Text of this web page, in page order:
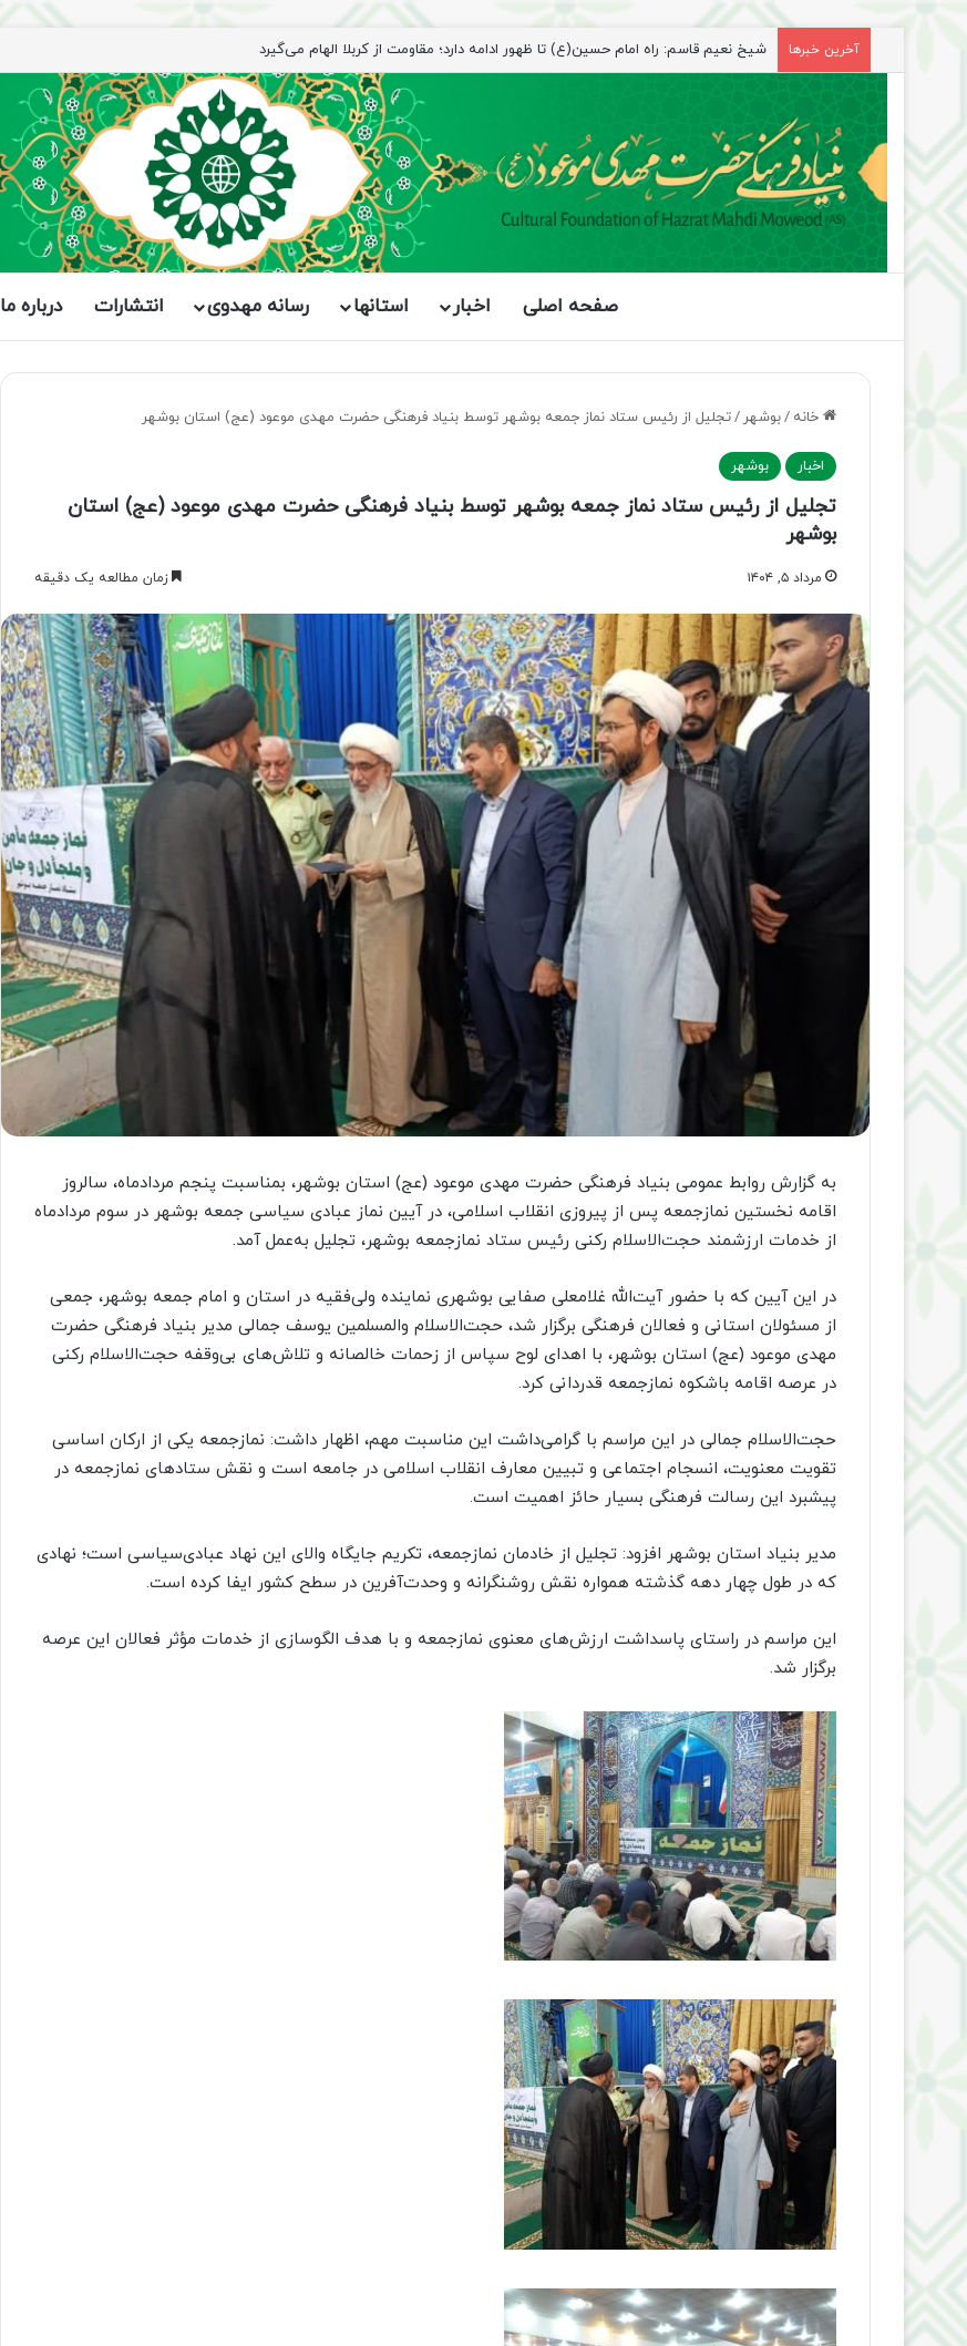
آخرین خبرها راهپیمایی اربعین، رزمایش منتظران ظهور
صفحه اصلی اخبار استانها رسانه مهدوی انتشارات درباره ما
خانه /بوشهر /تجلیل از رئیس ستاد نماز جمعه بوشهر توسط بنیاد فرهنگی حضرت مهدی موعود (عج) استان بوشهر
اخبار بوشهر
تجلیل از رئیس ستاد نماز جمعه بوشهر توسط بنیاد فرهنگی حضرت مهدی موعود (عج) استان
بوشهر
مرداد ۵, ۱۴۰۴ زمان مطالعه یک دقیقه
به گزارش روابط عمومی بنیاد فرهنگی حضرت مهدی موعود (عج) استان بوشهر، بمناسبت پنجم مردادماه، سالروز
اقامه نخستین نمازجمعه پس از پیروزی انقلاب اسلامی، در آیین نماز عبادی سیاسی جمعه بوشهر در سوم مردادماه
از خدمات ارزشمند حجت‌الاسلام رکنی رئیس ستاد نمازجمعه بوشهر، تجلیل به‌عمل آمد.
در این آیین که با حضور آیت‌الله غلامعلی صفایی بوشهری نماینده ولی‌فقیه در استان و امام جمعه بوشهر، جمعی
از مسئولان استانی و فعالان فرهنگی برگزار شد، حجت‌الاسلام والمسلمین یوسف جمالی مدیر بنیاد فرهنگی حضرت
مهدی موعود (عج) استان بوشهر، با اهدای لوح سپاس از زحمات خالصانه و تلاش‌های بی‌وقفه حجت‌الاسلام رکنی
در عرصه اقامه باشکوه نمازجمعه قدردانی کرد.
حجت‌الاسلام جمالی در این مراسم با گرامی‌داشت این مناسبت مهم، اظهار داشت: نمازجمعه یکی از ارکان اساسی
تقویت معنویت، انسجام اجتماعی و تبیین معارف انقلاب اسلامی در جامعه است و نقش ستادهای نمازجمعه در
پیشبرد این رسالت فرهنگی بسیار حائز اهمیت است.
مدیر بنیاد استان بوشهر افزود: تجلیل از خادمان نمازجمعه، تکریم جایگاه والای این نهاد عبادی‌سیاسی است؛ نهادی
که در طول چهار دهه گذشته همواره نقش روشنگرانه و وحدت‌آفرین در سطح کشور ایفا کرده است.
این مراسم در راستای پاسداشت ارزش‌های معنوی نمازجمعه و با هدف الگوسازی از خدمات مؤثر فعالان این عرصه
برگزار شد.